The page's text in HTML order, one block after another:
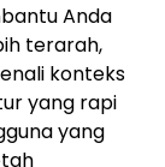
Anda
terarah,
konteks
yang rapi
yang